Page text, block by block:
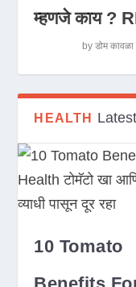
म्हणजे काय ?
byडोम कावळा
HEALTH Latest
10 Tomato